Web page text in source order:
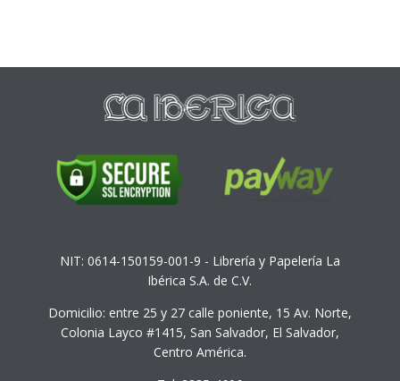
NIT: 0614-150159-001-9 - Librería y Papelería La
Ibérica S.A. de C.V.
Domicilio: entre 25 y 27 calle poniente, 15 Av. Norte,
Colonia Layco #1415, San Salvador, El Salvador,
Centro América.